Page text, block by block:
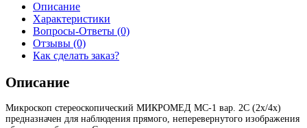
Описание
Характеристики
Вопросы-Ответы (0)
Отзывы (0)
Как сделать заказ?
Описание
Микроскоп стереоскопический МИКРОМЕД МС-1 вар. 2С (2х/4х)
предназначен для наблюдения прямого, неперевернутого изображения